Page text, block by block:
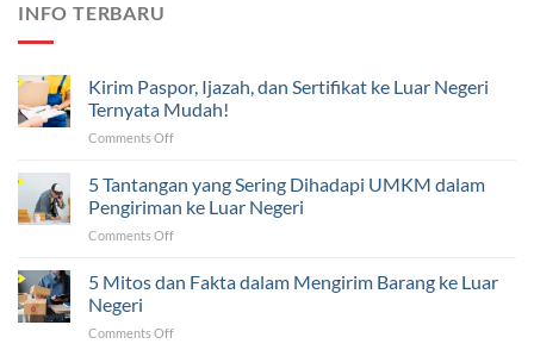
INFO TERBARU
Kirim Paspor, Ijazah, dan Sertifikat ke Luar Negeri
Ternyata Mudah!
Comments Offon
Ijazah,
dan
Sertifikat
Luar
5 Tantangan yang Sering Dihadapi UMKM dalam
Pengiriman ke Luar Negeri
Comments Offon
Tantangan
yang
Dihadapi
5 Mitos dan Fakta dalam Mengirim Barang ke Luar
Negeri
Comments Offon